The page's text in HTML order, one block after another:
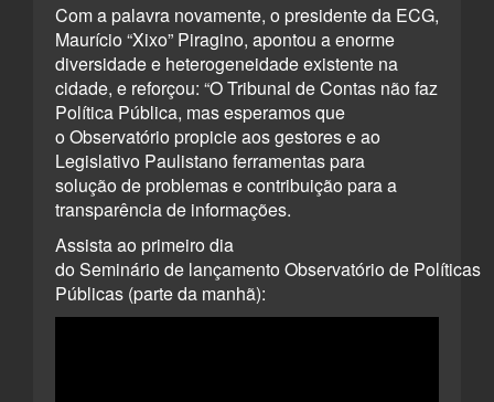
Com a palavra novamente, o presidente da ECG,
Maurício “Xixo” Piragino, apontou a enorme
diversidade e heterogeneidade existente na
cidade, e reforçou: “O Tribunal de Contas não faz
Política Pública, mas esperamos que
o Observatório propicie aos gestores e ao
Legislativo Paulistano ferramentas para
solução de problemas e contribuição para a
transparência de informações.
Assista ao primeiro dia
do Seminário de lançamento Observatório de Políticas
Públicas (parte da manhã):